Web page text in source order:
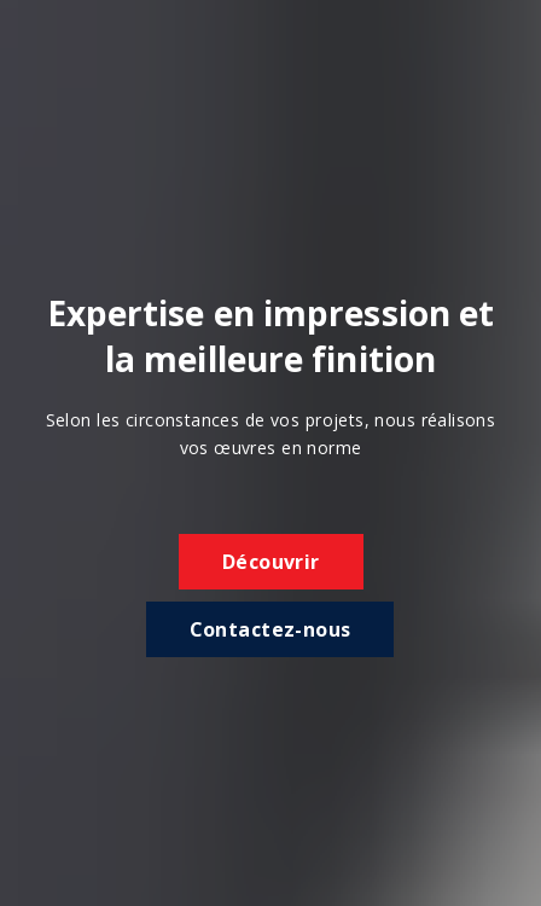
Expertise en impression et
la meilleure finition
Selon les circonstances de vos projets, nous réalisons
vos œuvres en norme
Découvrir
Contactez-nous